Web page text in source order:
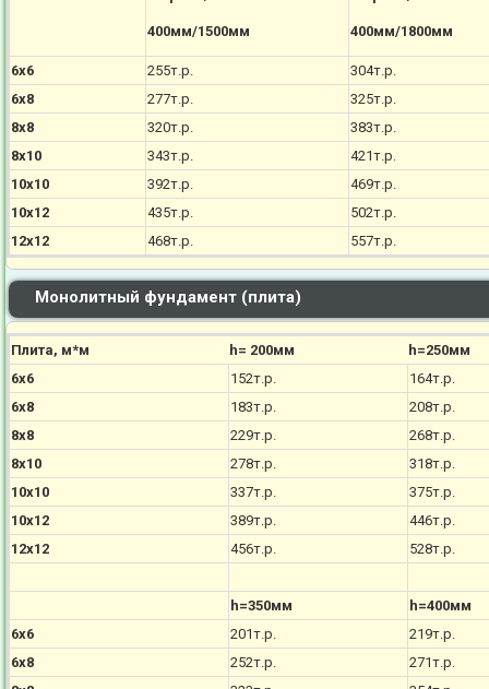
400мм/1500мм 400мм/1800мм
6х6 255т.р.
304т.р.
6х8
277т.р.
325т.р.
8х8
320т.р.
383т.р.
8х10
343т.р.
421т.р.
10х10
392т.р.
469т.р.
10х12
435т.р.
502т.р.
12х12
468т.р. 557т.р.
Монолитный фундамент (плита)
Плита, м*м h= 200мм
h=250мм
6х6
152т.р.
164т.р.
6х8
183т.р.
208т.р.
8х8
229т.р.
268т.р.
8х10
278т.р.
318т.р.
10х10
337т.р.
375т.р.
10х12
389т.р.
446т.р.
12х12
456т.р. 528т.р.
h=350мм
h=400мм
6х6
201т.р.
219т.р.
6х8
252т.р.
271т.р.